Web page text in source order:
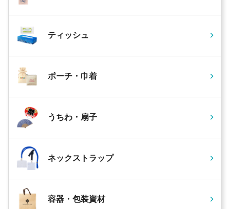
ティッシュ
ポーチ・巾着
うちわ・扇子
ネックストラップ
容器・包装資材